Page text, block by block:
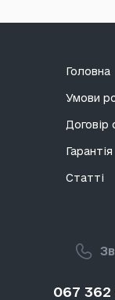
067 362
Головна
Умови
Гарантія
Статті